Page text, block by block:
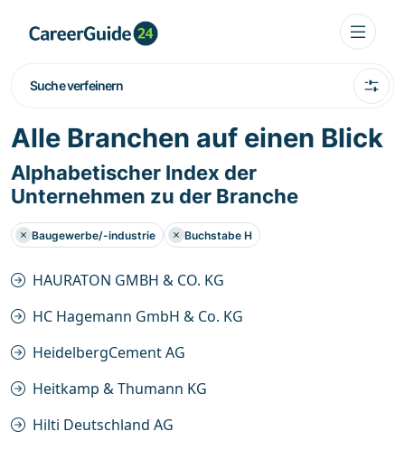
Suche verfeinern
Alle Branchen auf einen Blick
Alphabetischer Index der
Unternehmen zu der Branche
Baugewerbe/-industrie Buchstabe H
HAURATON GMBH & CO. KG
HC Hagemann GmbH & Co. KG
HeidelbergCement AG
Heitkamp & Thumann KG
Hilti Deutschland AG